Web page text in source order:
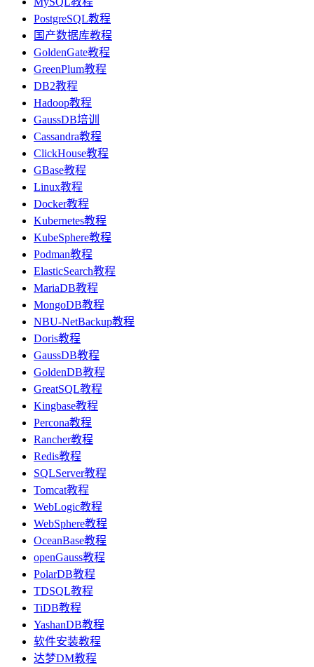
PostgreSQL教程
国产数据库教程
GoldenGate教程
GreenPlum教程
DB2教程
Hadoop教程
GaussDB培训
Cassandra教程
ClickHouse教程
GBase教程
Linux教程
Docker教程
Kubernetes教程
KubeSphere教程
Podman教程
ElasticSearch教程
MariaDB教程
MongoDB教程
NBU-NetBackup教程
Doris教程
GaussDB教程
GoldenDB教程
GreatSQL教程
Kingbase教程
Percona教程
Rancher教程
Redis教程
SQLServer教程
Tomcat教程
WebLogic教程
WebSphere教程
OceanBase教程
openGauss教程
PolarDB教程
TDSQL教程
TiDB教程
YashanDB教程
软件安装教程
达梦DM教程